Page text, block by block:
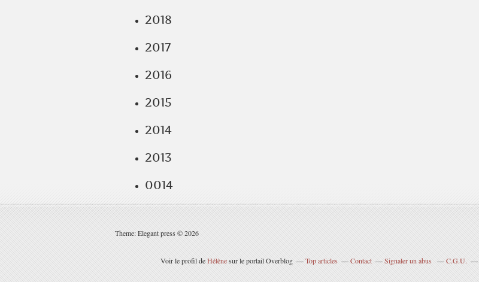
2018
2017
2016
2015
2014
2013
0014
Theme: Elegant press © 2026
Voir le profil deHélènesur le portail Overblog Top articles Contact Signaler un abus C.G.U.